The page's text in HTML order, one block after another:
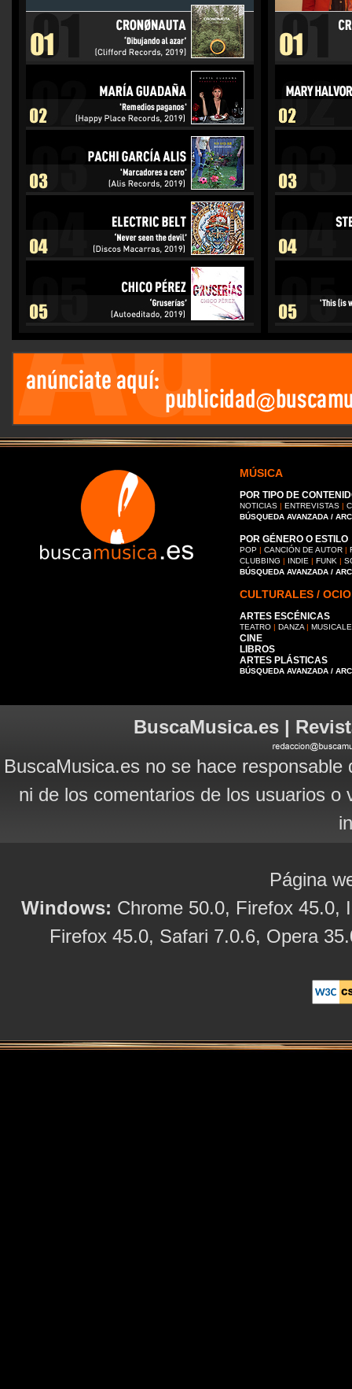
MÚSICA
POR TIPO DE
NOTICIAS | ENTREVISTAS |
BÚSQUEDA AVANZADA /
POR GÉNERO O ESTILO
POP | CANCIÓN DE AUTOR |
CLUBBING | INDIE | FUNK |
BÚSQUEDA AVANZADA /
CULTURALES / OCIO
ARTES ESCÉNICAS
TEATRO | DANZA |
CINE
LIBROS
ARTES PLÁSTICAS
BÚSQUEDA AVANZADA /
BuscaMusica.es |
BuscaMusica.es no se hace
ni de los comentarios de los usuarios
Página
Windows: Chrome 50.0, Firefox 45.0,
Firefox 45.0, Safari 7.0.6, Opera